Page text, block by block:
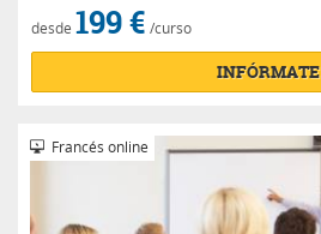
desde 199 € /curso
INFÓRMATE
Francés online